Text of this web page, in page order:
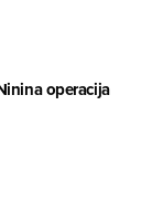
operacija